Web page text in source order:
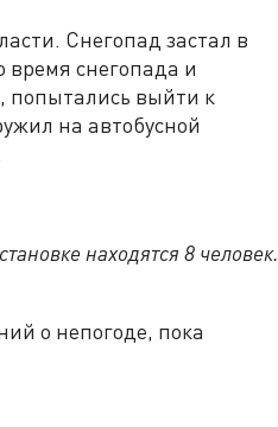
Снегопад застал в
время снегопада и
попытались выйти к
на автобусной
находятся 8 человек.
о непогоде, пока